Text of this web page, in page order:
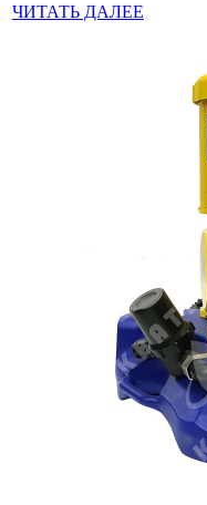
ЧИТАТЬ ДАЛЕЕ